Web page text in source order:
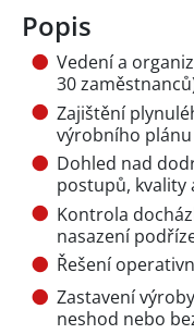
Popis
Vedení a
30
Zajištění
výrobního plánu
Dohled nad
postupů, kvality
Kontrola
nasazení
Řešení
Zastavení
neshod nebo